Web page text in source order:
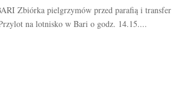
Zbiórka pielgrzymów przed parafią i transfer
na lotnisko w Bari o godz. 14.15....